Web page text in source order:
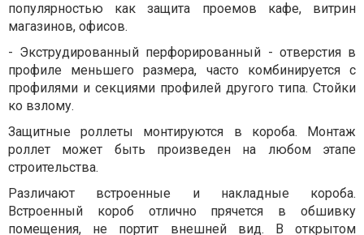
популярностью как защита проемов кафе, витрин
магазинов, офисов.
- Экструдированный перфорированный - отверстия в
профиле меньшего размера, часто комбинируется с
профилями и секциями профилей другого типа. Стойки
ко взлому.
Защитные роллеты монтируются в короба. Монтаж
роллет может быть произведен на любом этапе
строительства.
Различают встроенные и накладные короба.
Встроенный короб отлично прячется в обшивку
помещения, не портит внешней вид. В открытом